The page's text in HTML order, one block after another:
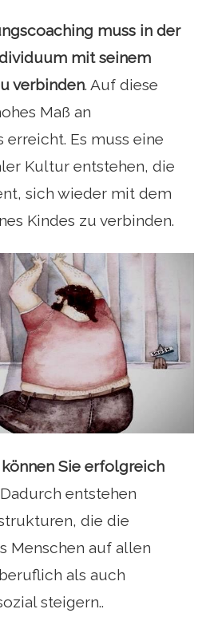
muss in der
mit seinem
verbinden. Auf diese
Maß an
erreicht. Es muss eine
Kultur entstehen, die
sich wieder mit dem
Kindes zu verbinden.
Sie erfolgreich
entstehen
die die
Menschen auf allen
als auch
steigern..